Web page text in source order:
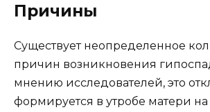
Причины
Существует неопределенное
причин возникновения
мнению исследователей, это
формируется в утробе матери на